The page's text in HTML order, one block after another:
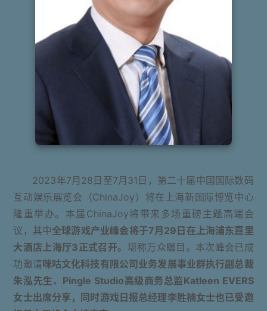
2023年7月28日至7月31日，第二十届中国国际数码
互动娱乐展览会（ChinaJoy）将在上海新国际博览中心
隆重举办。本届ChinaJoy将带来多场重磅主题高端会
议，其中全球游戏产业峰会将于7月29日在上海浦东嘉里
大酒店上海厅3正式召开。 堪称万众瞩目。本次峰会已成
功邀请咪咕文化科技有限公司业务发展事业群执行副总裁
朱泓先生、Pingle Studio高级商务总监Katleen EVERS
女士出席分享，同时游戏日报总经理李胜楠女士也已受邀